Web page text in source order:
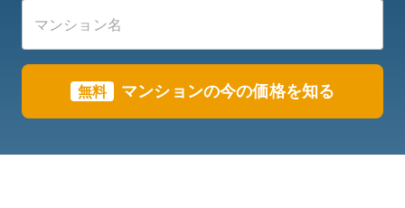
無料 マンションの今の価格を知る